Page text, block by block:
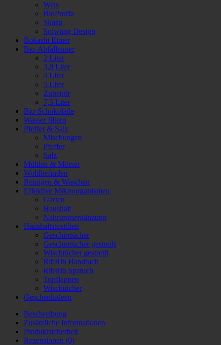
Weis
BioProffa
Skaza
Solwang Design
Bokashi Eimer
Bio-Abfalleimer
2 Liter
3,8 Liter
4 Liter
5 Liter
Zubehör
7,5 Liter
Bio-Schokolade
Wasser filtern
Pfeffer & Salz
Mischungen
Pfeffer
Salz
Mühlen & Mörser
Wohlbefinden
Reinigen & Waschen
Effektive Mikroorganismen
Garten
Haushalt
Nahrungsergänzung
Haushaltstextilien
Geschirrtücher
Geschirrtücher gestreift
Wischtücher gestreift
RibRib Handtuch
RibRib Spatuch
Topflappen
Wischtücher
Geschenkideen
Beschreibung
Zusätzliche Informationen
Produktsicherheit
Rezensionen (0)